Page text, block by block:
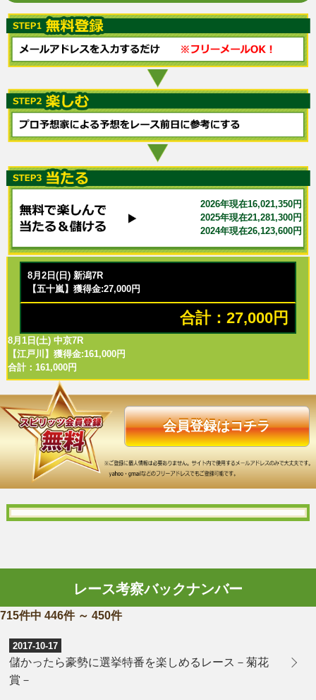
2026年現在16,021,350円
2025年現在21,281,300円
2024年現在26,123,600円
8月2日(日) 新潟7R
【五十嵐】獲得金:27,000円
合計：27,000円
8月1日(土) 中京7R
【江戸川】獲得金:161,000円
合計：161,000円
会員登録はコチラ
レース考察バックナンバー
715件中 446件 ～ 450件
2017-10-17
儲かったら豪勢に選挙特番を楽しめるレース－菊花
賞－